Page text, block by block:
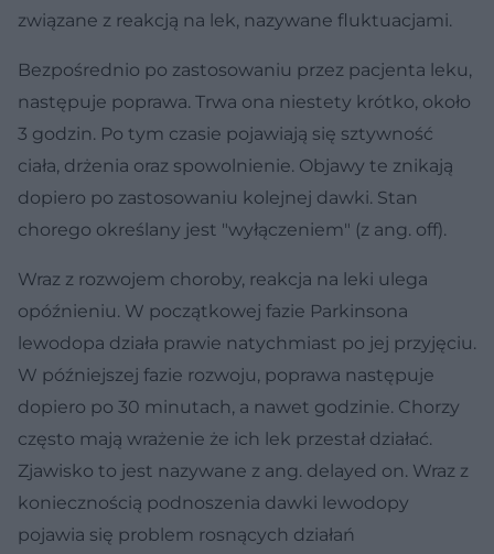
związane z reakcją na lek, nazywane fluktuacjami.
Bezpośrednio po zastosowaniu przez pacjenta leku,
następuje poprawa. Trwa ona niestety krótko, około
3 godzin. Po tym czasie pojawiają się sztywność
ciała, drżenia oraz spowolnienie. Objawy te znikają
dopiero po zastosowaniu kolejnej dawki. Stan
chorego określany jest "wyłączeniem" (z ang. off).
Wraz z rozwojem choroby, reakcja na leki ulega
opóźnieniu. W początkowej fazie Parkinsona
lewodopa działa prawie natychmiast po jej przyjęciu.
W późniejszej fazie rozwoju, poprawa następuje
dopiero po 30 minutach, a nawet godzinie. Chorzy
często mają wrażenie że ich lek przestał działać.
Zjawisko to jest nazywane z ang. delayed on. Wraz z
koniecznością podnoszenia dawki lewodopy
pojawia się problem rosnących działań